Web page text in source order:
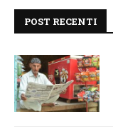
POST RECENTI